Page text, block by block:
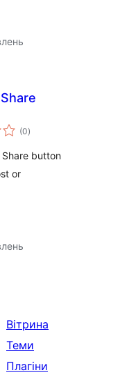
(0загальний
рейтинг
)
button
or
Вітрина
Теми
Плагіни